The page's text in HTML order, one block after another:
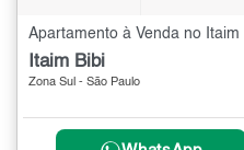
Apartamento à Venda no
Itaim Bibi
Zona Sul - São Paulo